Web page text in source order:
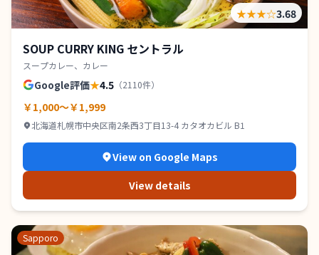
★★★☆3.68
SOUP CURRY KING セントラル
スープカレー、カレー
Google評価★4.5 （2110件）
￥1,000～￥1,999
北海道札幌市中央区南2条西3丁目13-4 カタオカビル B1
View on Google Maps
View details
Sapporo